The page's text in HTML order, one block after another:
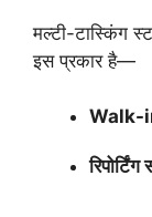
मल्टी-टास्किंग
इस प्रकार है—
Walk-